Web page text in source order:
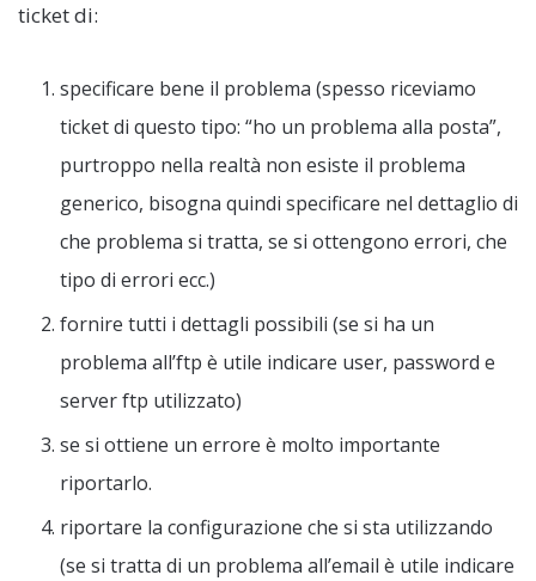
ticket di:
specificare bene il problema (spesso riceviamo
ticket di questo tipo: “ho un problema alla posta”,
purtroppo nella realtà non esiste il problema
generico, bisogna quindi specificare nel dettaglio di
che problema si tratta, se si ottengono errori, che
tipo di errori ecc.)
fornire tutti i dettagli possibili (se si ha un
problema all’ftp è utile indicare user, password e
server ftp utilizzato)
se si ottiene un errore è molto importante
riportarlo.
riportare la configurazione che si sta utilizzando
(se si tratta di un problema all’email è utile indicare